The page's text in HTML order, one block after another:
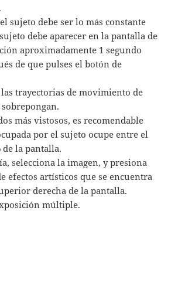
sujeto debe ser lo más constante
debe aparecer en la pantalla de
aproximadamente 1 segundo
de que pulses el botón de
trayectorias de movimiento de
más vistosos, es recomendable
por el sujeto ocupe entre el
de la pantalla​.
selecciona la imagen, y presiona
efectos artísticos que se encuentra
derecha de la pantalla.
múltiple.